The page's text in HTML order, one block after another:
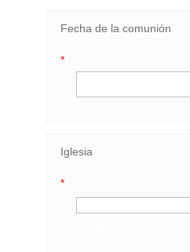
Fecha de la comunión
*
Iglesia
*